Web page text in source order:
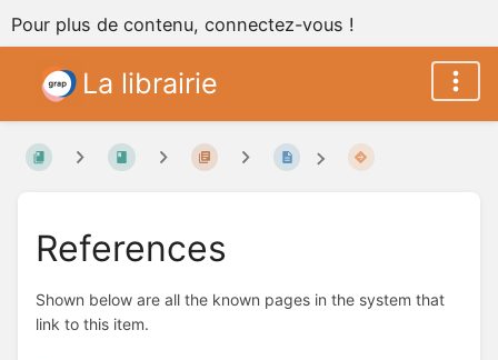
Pour plus de contenu, connectez-vous !
La librairie
References
Shown below are all the known pages in the system that
link to this item.